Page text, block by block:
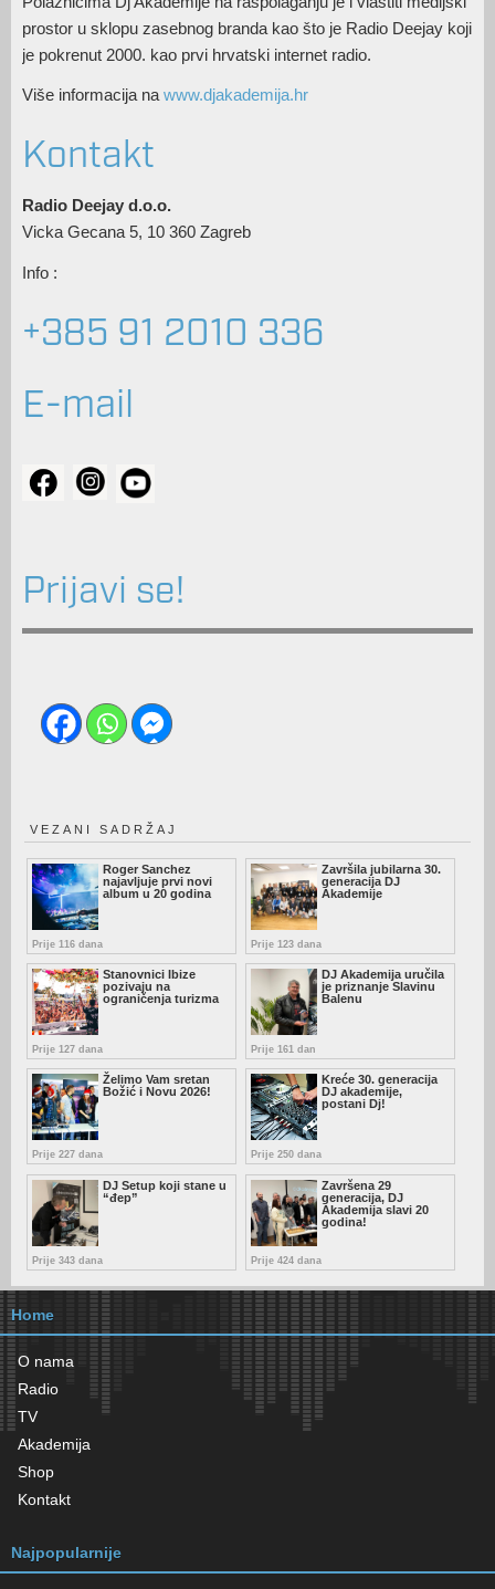
prostor u sklopu zasebnog branda kao što je Radio Deejay koji
je pokrenut 2000. kao prvi hrvatski internet radio.
Više informacija na www.djakademija.hr
Kontakt
Radio Deejay d.o.o.
Vicka Gecana 5, 10 360 Zagreb
Info :
+385 91 2010 336
E-mail
Prijavi se!
VEZANI SADRŽAJ
Roger Sanchez
najavljuje prvi novi
album u 20 godina
Prije 116 dana
Završila jubilarna 30.
generacija DJ
Akademije
Prije 123 dana
Stanovnici Ibize
pozivaju na
ograničenja turizma
Prije 127 dana
DJ Akademija uručila
je priznanje Slavinu
Balenu
Prije 161 dan
Želimo Vam sretan
Božić i Novu 2026!
Prije 227 dana
Kreće 30. generacija
DJ akademije,
postani Dj!
Prije 250 dana
DJ Setup koji stane u
“đep”
Prije 343 dana
Završena 29
generacija, DJ
Akademija slavi 20
godina!
Prije 424 dana
Home
O nama
Radio
TV
Akademija
Shop
Kontakt
Najpopularnije